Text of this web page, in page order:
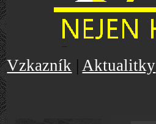
Vzkazník |Aktualitky